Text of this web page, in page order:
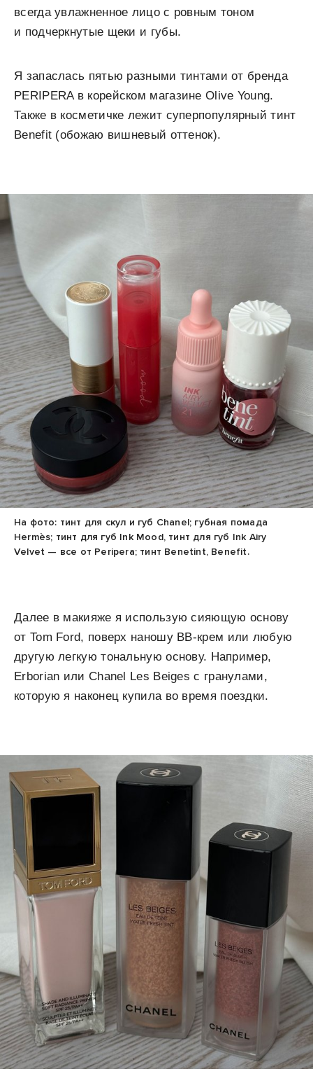
всегда увлажненное лицо с ровным тоном
и подчеркнутые щеки и губы.
Я запаслась пятью разными тинтами от бренда
PERIPERA в корейском магазине Olive Young.
Также в косметичке лежит суперпопулярный тинт
Benefit (обожаю вишневый оттенок).
На фото: тинт для скул и губ Chanel; губная помада
Hermès; тинт для губ Ink Mood, тинт для губ Ink Airy
Velvet — все от Peripera; тинт Benetint, Benefit.
Далее в макияже я использую сияющую основу
от Tom Ford, поверх наношу BB-крем или любую
другую легкую тональную основу. Например,
Erborian или Chanel Les Beiges с гранулами,
которую я наконец купила во время поездки.